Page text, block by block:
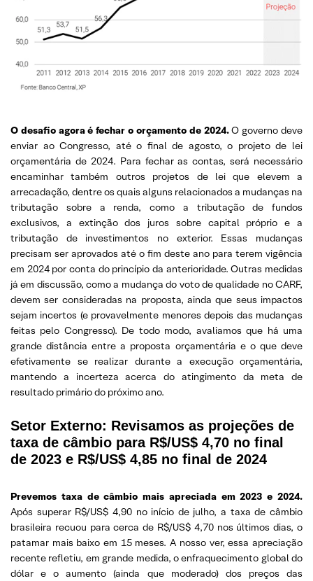
O desafio agora é fechar o orçamento de 2024.O governo deve
enviar ao Congresso, até o final de agosto, o projeto de lei
orçamentária de 2024. Para fechar as contas, será necessário
encaminhar também outros projetos de lei que elevem a
arrecadação, dentre os quais alguns relacionados a mudanças na
tributação sobre a renda, como a tributação de fundos
exclusivos, a extinção dos juros sobre capital próprio e a
tributação de investimentos no exterior. Essas mudanças
precisam ser aprovados até o fim deste ano para terem vigência
em 2024 por conta do princípio da anterioridade. Outras medidas
já em discussão, como a mudança do voto de qualidade no CARF,
devem ser consideradas na proposta, ainda que seus impactos
sejam incertos (e provavelmente menores depois das mudanças
feitas pelo Congresso). De todo modo, avaliamos que há uma
grande distância entre a proposta orçamentária e o que deve
efetivamente se realizar durante a execução orçamentária,
mantendo a incerteza acerca do atingimento da meta de
resultado primário do próximo ano.
Setor Externo: Revisamos as projeções de
taxa de câmbio para R$/US$ 4,70 no final
de 2023 e R$/US$ 4,85 no final de 2024
Prevemos taxa de câmbio mais apreciada em 2023 e 2024.
Após superar R$/US$ 4,90 no início de julho, a taxa de câmbio
brasileira recuou para cerca de R$/US$ 4,70 nos últimos dias, o
patamar mais baixo em 15 meses. A nosso ver, essa apreciação
recente refletiu, em grande medida, o enfraquecimento global do
dólar e o aumento (ainda que moderado) dos preços das